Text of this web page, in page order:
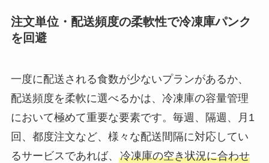
注文単位・配送頻度の柔軟性で冷凍庫パンク
を回避
一度に配送される食数が少ないプランがあるか、
配送頻度を柔軟に選べるかは、冷凍庫の容量管理
において極めて重要な要素です。毎週、隔週、月1
回、都度注文など、様々な配送間隔に対応してい
るサービスであれば、 冷凍庫の空き状況に合わせ